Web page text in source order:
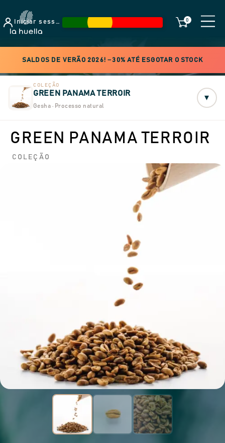
Iniciar sessão 0
SALDOS DE VERÃO 2026! −30% ATÉ ESGOTAR O STOCK
COLEÇÃO
GREEN PANAMA TERROIR
Gesha · Processo natural
▾
GREEN PANAMA TERROIR
COLEÇÃO